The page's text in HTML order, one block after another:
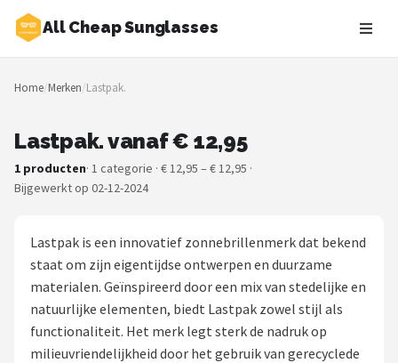
All Cheap Sunglasses
Zoeken
NAVIGATIE
Merken
Zonnebrillen
Baby zonnebrillen
Shop
Home/Merken/Lastpak.
Lastpak. vanaf € 12,95
1 producten· 1 categorie · € 12,95 – € 12,95 ·
Bijgewerkt op 02-12-2024
Lastpak is een innovatief zonnebrillenmerk dat bekend
staat om zijn eigentijdse ontwerpen en duurzame
materialen. Geïnspireerd door een mix van stedelijke en
natuurlijke elementen, biedt Lastpak zowel stijl als
functionaliteit. Het merk legt sterk de nadruk op
milieuvriendelijkheid door het gebruik van gerecyclede